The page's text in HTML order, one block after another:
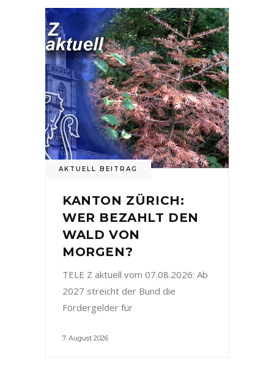
AKTUELL BEITRAG
KANTON ZÜRICH:
WER BEZAHLT DEN
WALD VON
MORGEN?
TELE Z aktuell vom 07.08.2026: Ab
2027 streicht der Bund die
Fördergelder für
7. August 2026